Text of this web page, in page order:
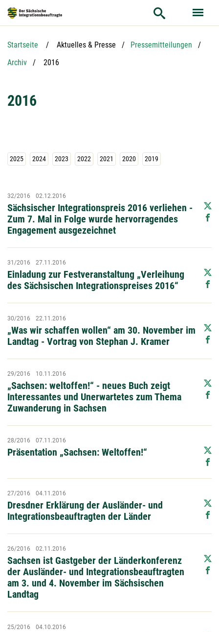
Hauptnavigation
Service
Suche
Startseite Aktuelles & Presse
Pressemitteilungen
Archiv
Aktuelle Seite:
2016
2016
2025 2024 2023 2022 2021 2020 2019
Sächsischer Integrationspreis 2016 verliehen -
Zum 7. Mal in Folge wurde hervorragendes
Engagement ausgezeichnet
32/2016 02.12.2016
Einladung zur Festveranstaltung „Verleihung
des Sächsischen Integrationspreises 2016“
31/2016 27.11.2016
„Was wir schaffen wollen“ am 30. November im
Landtag - Vortrag von Stephan J. Kramer
30/2016 22.11.2016
„Sachsen: weltoffen!“ - neues Buch zeigt
Interessantes und Unerwartetes zum Thema
Zuwanderung in Sachsen
29/2016 10.11.2016
Präsentation „Sachsen: Weltoffen!“
28/2016 07.11.2016
Dresdner Erklärung der Ausländer- und
Integrationsbeauftragten der Länder
27/2016 04.11.2016
Sachsen ist Gastgeber der Länderkonferenz
der Ausländer- und Integrationsbeauftragten
am 3. und 4. November im Sächsischen
Landtag
26/2016 02.11.2016
25/2016 04.10.2016